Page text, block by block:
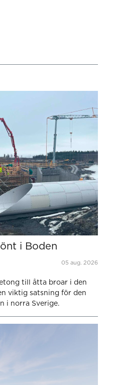
i Boden
05 aug. 2026
till åtta broar i den
viktig satsning för den
i norra Sverige.